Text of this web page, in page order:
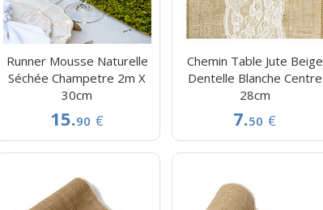
Runner Mousse Naturelle
Séchée Champetre 2m X
30cm
15.90 €
Chemin Table Jute Beige
Dentelle Blanche Centre
28cm
7.50 €